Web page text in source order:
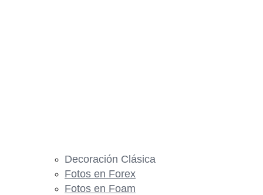
Decoración Clásica
Fotos en Forex
Fotos en Foam